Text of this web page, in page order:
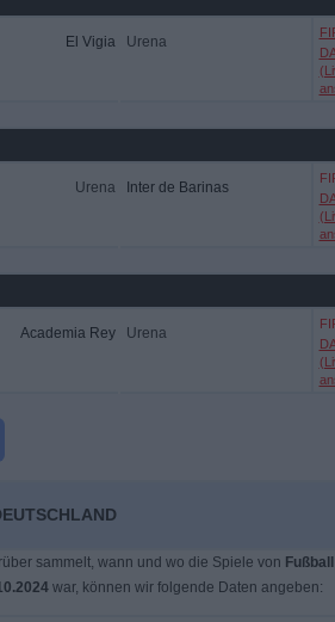
El Vigia Urena
Urena Inter de Barinas
Academia Rey Urena
sammelt, wann und wo die Spiele von Fußball
war, können wir folgende Daten angeben: